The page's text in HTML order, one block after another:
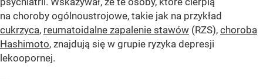
na choroby ogólnoustrojowe, takie jak na przykład
cukrzyca, reumatoidalne zapalenie stawów (RZS), choroba
Hashimoto, znajdują się w grupie ryzyka depresji
lekoopornej.